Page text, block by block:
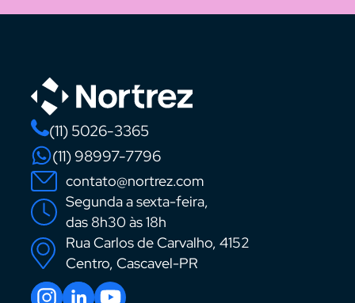
(11) 5026-3365
(11) 98997-7796
contato@nortrez.com
Segunda a sexta-feira,
das 8h30 às 18h
Rua Carlos de Carvalho, 4152
Centro, Cascavel-PR